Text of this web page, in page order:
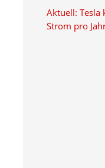
Aktuell: Tesla
Strom pro